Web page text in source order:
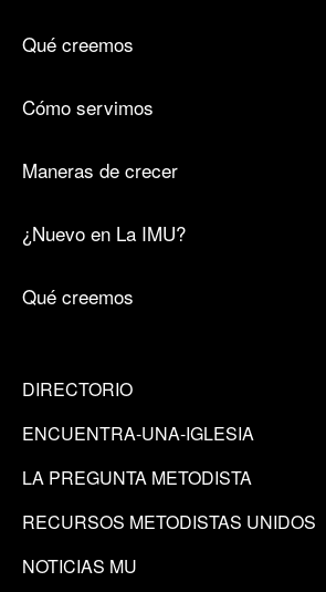
Qué creemos
Cómo servimos
Maneras de crecer
¿Nuevo en La IMU?
Qué creemos
DIRECTORIO
ENCUENTRA-UNA-IGLESIA
LA PREGUNTA METODISTA
RECURSOS METODISTAS UNIDOS
NOTICIAS MU